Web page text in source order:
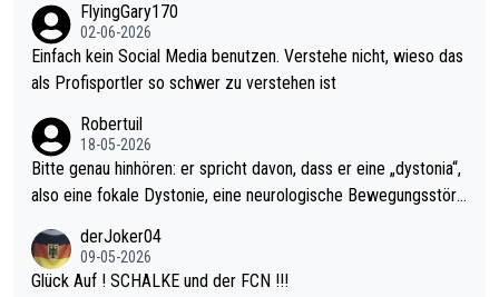
el hat.
s Leben in den Griff kriegen. Nur eins wundert mich: Luke Little
r war doch neulich erst derjenige, der über Social Media GvV p
rovoziert hat. Und Littlers Mutter schießt öfters mal gegen Ric
FlyingGary170
02-06-2026
Einfach kein Social Media benutzen. Verstehe nicht, wieso das
als Profisportler so schwer zu verstehen ist
Robertuil
18-05-2026
Bitte genau hinhören: er spricht davon, dass er eine „dystonia“,
also eine fokale Dystonie, eine neurologische Bewegungsstöru
erden, im Arm hat. Und, dass Medikamente ihm helfen! Ich glau
be immer noch, dass sehr viele der Dartits-Fälle fälschlich psy
derJoker04
09-05-2026
Glück Auf ! SCHALKE und der FCN !!!